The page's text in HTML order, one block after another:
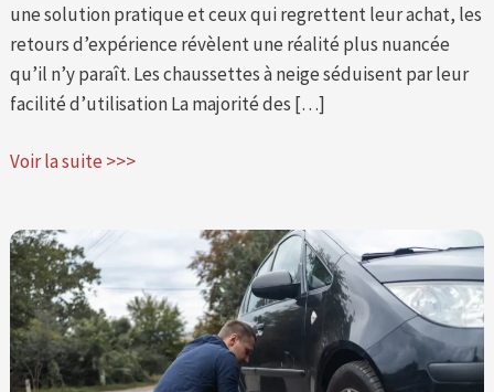
une solution pratique et ceux qui regrettent leur achat, les
retours d’expérience révèlent une réalité plus nuancée
qu’il n’y paraît. Les chaussettes à neige séduisent par leur
facilité d’utilisation La majorité des […]
Voir la suite >>>
Peut-
on
changer
un
seul